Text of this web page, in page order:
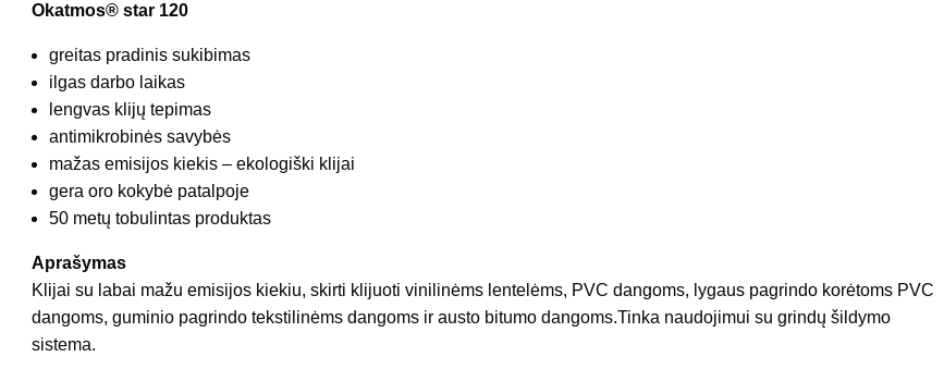
Okatmos® star 120
greitas pradinis sukibimas
ilgas darbo laikas
lengvas klijų tepimas
antimikrobinės savybės
mažas emisijos kiekis – ekologiški klijai
gera oro kokybė patalpoje
50 metų tobulintas produktas
Aprašymas
Klijai su labai mažu emisijos kiekiu, skirti klijuoti vinilinėms lentelėms, PVC dangoms, lygaus pagrindo korėtoms PVC
dangoms, guminio pagrindo tekstilinėms dangoms ir austo bitumo dangoms.Tinka naudojimui su grindų šildymo
sistema.